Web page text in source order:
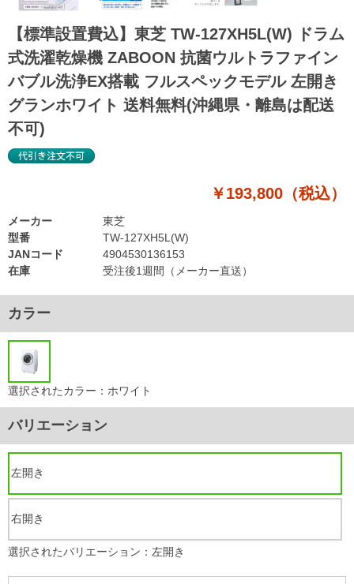
【標準設置費込】東芝 TW-127XH5L(W) ドラム
式洗濯乾燥機 ZABOON 抗菌ウルトラファイン
バブル洗浄EX搭載 フルスペックモデル 左開き
グランホワイト 送料無料(沖縄県・離島は配送
不可)
￥193,800（税込）
型番
TW-127XH5L(W)
JANコード
4904530136153
在庫
受注後1週間（メーカー直送）
メーカー 東芝
カラー
選択されたカラー：ホワイト
バリエーション
左開き
右開き
選択されたバリエーション：左開き